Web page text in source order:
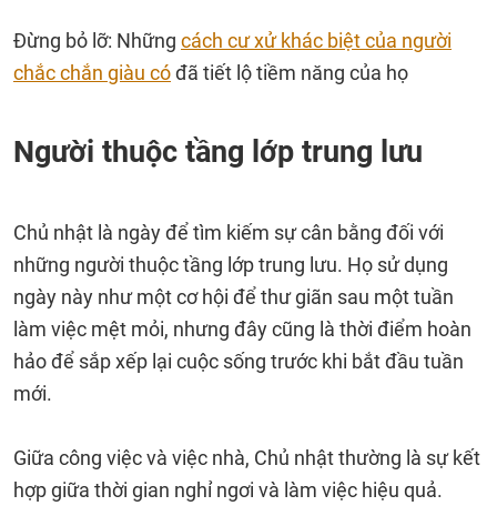
Đừng bỏ lỡ: Những cách cư xử khác biệt của người
chắc chắn giàu cóđã tiết lộ tiềm năng của họ
Người thuộc tầng lớp trung lưu
Chủ nhật là ngày để tìm kiếm sự cân bằng đối với
những người thuộc tầng lớp trung lưu. Họ sử dụng
ngày này như một cơ hội để thư giãn sau một tuần
làm việc mệt mỏi, nhưng đây cũng là thời điểm hoàn
hảo để sắp xếp lại cuộc sống trước khi bắt đầu tuần
mới.
Giữa công việc và việc nhà, Chủ nhật thường là sự kết
hợp giữa thời gian nghỉ ngơi và làm việc hiệu quả.